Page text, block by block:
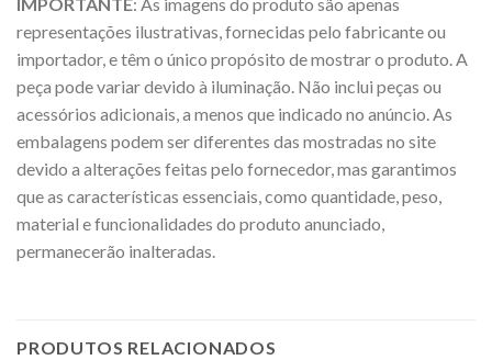
representações ilustrativas, fornecidas pelo fabricante ou
importador, e têm o único propósito de mostrar o produto. A
peça pode variar devido à iluminação. Não inclui peças ou
acessórios adicionais, a menos que indicado no anúncio. As
embalagens podem ser diferentes das mostradas no site
devido a alterações feitas pelo fornecedor, mas garantimos
que as características essenciais, como quantidade, peso,
material e funcionalidades do produto anunciado,
permanecerão inalteradas.
PRODUTOS RELACIONADOS